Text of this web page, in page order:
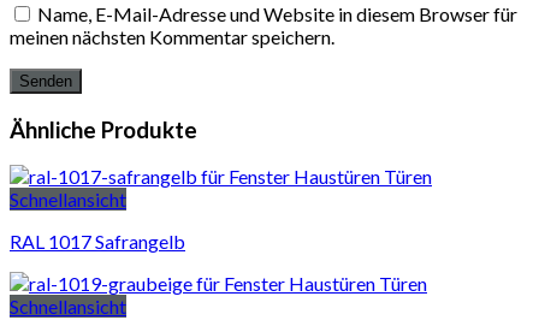
Name, E-Mail-Adresse und Website in diesem Browser für
meinen nächsten Kommentar speichern.
Ähnliche Produkte
Schnellansicht
RAL 1017 Safrangelb
Schnellansicht